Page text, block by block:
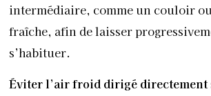
intermédiaire, comme un couloir
fraîche, afin de laisser
s’habituer.
Éviter l’air froid dirigé directement